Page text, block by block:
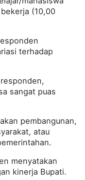
(10,00
terhadap
sangat puas
pembangunan,
atau
menyatakan
kinerja Bupati.